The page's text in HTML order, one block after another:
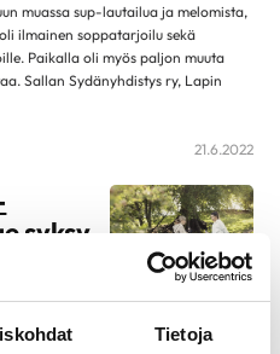
Tietoja
1
1
1
4
3
muassa sup-lautailua ja melomista,
ilmainen soppatarjoilu sekä
Paikalla oli myös paljon muuta
Sallan Sydänyhdistys ry, Lapin
21.6.2022
syksy
yksin.
etsit apua, tietoa ja tukea arkeen